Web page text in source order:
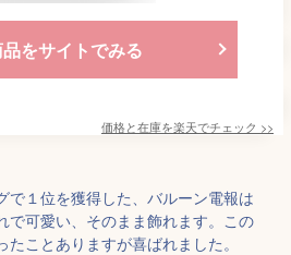
をサイトでみる
価格と在庫を楽天でチェック >>
で１位を獲得した、バルーン電報は
で可愛い、そのまま飾れます。この
ことありますが喜ばれました。